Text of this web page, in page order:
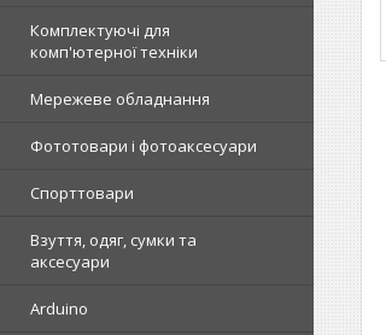
Комплектуючі для
комп'ютерної техніки
Мережеве обладнання
Фототовари і фотоаксесуари
Спорттовари
Взуття, одяг, сумки та
аксесуари
Arduino